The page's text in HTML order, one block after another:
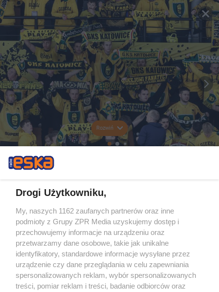
Rozwiń
Drogi Użytkowniku,
My, naszych 1162 zaufanych partnerów oraz inne
podmioty z Grupy ZPR Media uzyskujemy dostęp i
przechowujemy informacje na urządzeniu oraz
przetwarzamy dane osobowe, takie jak unikalne
identyfikatory, standardowe informacje wysyłane przez
urządzenie czy dane przeglądania w celu zapewniania
spersonalizowanych reklam, wybór spersonalizowanych
treści, pomiar reklam i treści, badanie odbiorców oraz